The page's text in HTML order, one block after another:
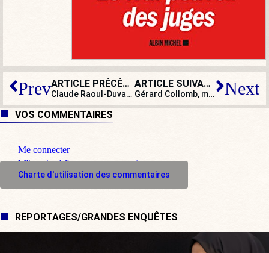
Prev ARTICLE PRÉCÉDENT
Claude Raoul-Duval, Compagnon de la Libération, dernier héros des FAFL, est mort
ARTICLE SUIVANT
Gérard Collomb, ministre de l’Intérieur, passe beaucoup de temps à l’extérieur Next
VOS COMMENTAIRES
Me connecter
M'inscrire à l'espace commentaire
Charte d'utilisation des commentaires
REPORTAGES/GRANDES ENQUÊTES